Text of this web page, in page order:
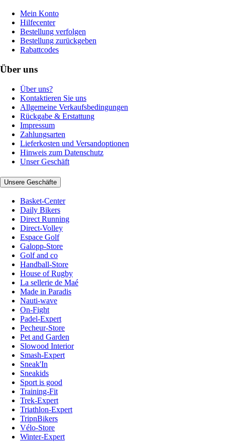
Mein Konto
Hilfecenter
Bestellung verfolgen
Bestellung zurückgeben
Rabattcodes
Über uns
Über uns?
Kontaktieren Sie uns
Allgemeine Verkaufsbedingungen
Rückgabe & Erstattung
Impressum
Zahlungsarten
Lieferkosten und Versandoptionen
Hinweis zum Datenschutz
Unser Geschäft
Unsere Geschäfte
Basket-Center
Daily Bikers
Direct Running
Direct-Volley
Espace Golf
Galopp-Store
Golf and co
Handball-Store
House of Rugby
La sellerie de Maé
Made in Paradis
Nauti-wave
On-Fight
Padel-Expert
Pecheur-Store
Pet and Garden
Slowood Interior
Smash-Expert
Sneak'In
Sneakids
Sport is good
Training-Fit
Trek-Expert
Triathlon-Expert
TripnBikers
Vélo-Store
Winter-Expert